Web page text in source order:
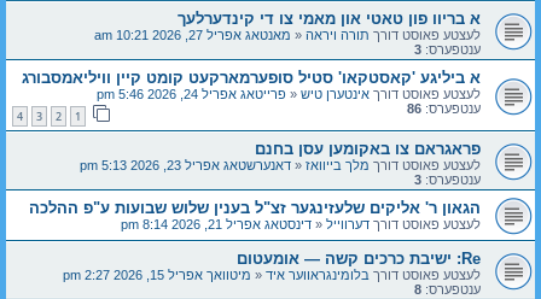
א בריוו פון טאטי און מאמי צו די קינדערלעך
לעצטע פאוסט דורך תורה ויראה « מאנטאג אפריל 27, 2026 10:21 am
ענטפערס: 3
א ביליגע 'קאסטקאו' סטיל סופערמארקעט קומט קיין וויליאמסבורג
לעצטע פאוסט דורך אינטערן טיש « פרייטאג אפריל 24, 2026 5:46 pm
ענטפערס: 86
1
2
3
4
פראגראם צו באקומען עסן בחנם
לעצטע פאוסט דורך מלך בייוואז « דאנערשטאג אפריל 23, 2026 5:13 pm
ענטפערס: 3
הגאון ר' אליקים שלעזינגער זצ"ל בענין שלוש שבועות ע"פ ההלכה
לעצטע פאוסט דורך דערווייל « דינסטאג אפריל 21, 2026 8:14 pm
Re: ישיבת כרכים קשה — אומעטום
לעצטע פאוסט דורך בלומינגראווער איד « מיטוואך אפריל 15, 2026 2:27 pm
ענטפערס: 8